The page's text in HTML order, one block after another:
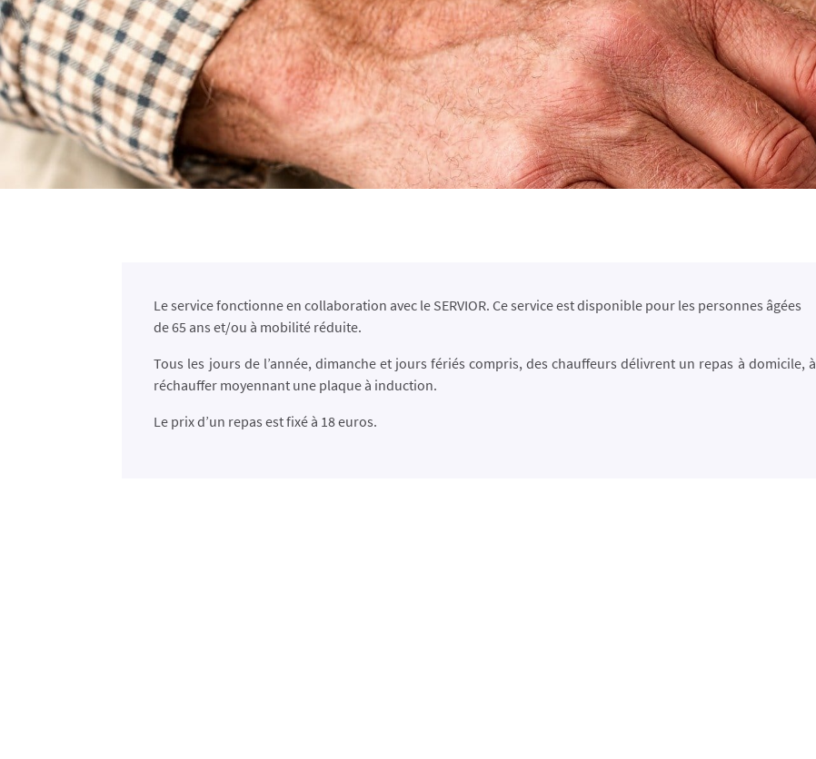
Le service fonctionne en collaboration avec le SERVIOR. Ce service est disponible pour les personnes âgées
de 65 ans et/ou à mobilité réduite.
Tous les jours de l’année, dimanche et jours fériés compris, des chauffeurs délivrent un repas à domicile, à
réchauffer moyennant une plaque à induction.
Le prix d’un repas est fixé à 18 euros.